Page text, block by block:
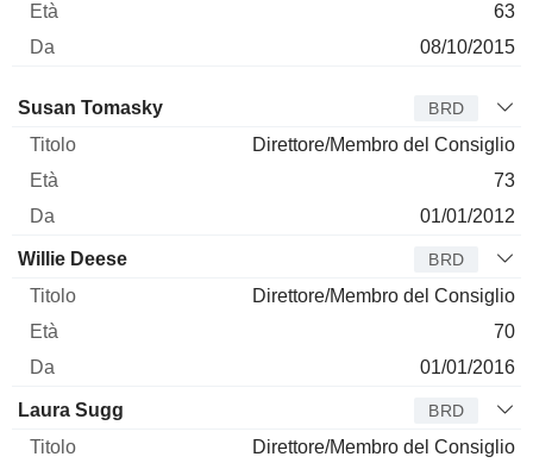
63
08/10/2015
Amministratore Titolo
Susan Tomasky BRD
Direttore/Membro del Consiglio
73
01/01/2012
Willie Deese BRD
Direttore/Membro del Consiglio
70
01/01/2016
Laura Sugg BRD
Direttore/Membro del Consiglio